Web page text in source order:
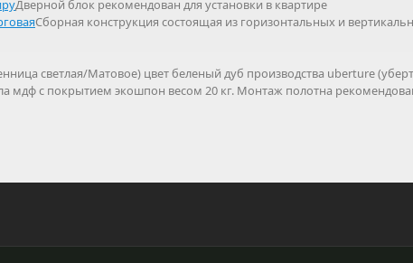
Дверной блок рекомендован для установки в квартире
Сборная конструкция состоящая из горизонтальных и
светлая/Матовое) цвет беленый дуб производства uberture
мдф с покрытием экошпон весом 20 кг. Монтаж полотна